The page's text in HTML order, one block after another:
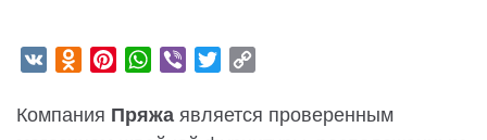
VK Odnoklassniki
PinterestWhatsApp
Viber Twitter
Компания Пряжа является проверенным